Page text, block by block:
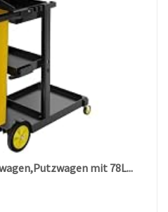
mit 78L...